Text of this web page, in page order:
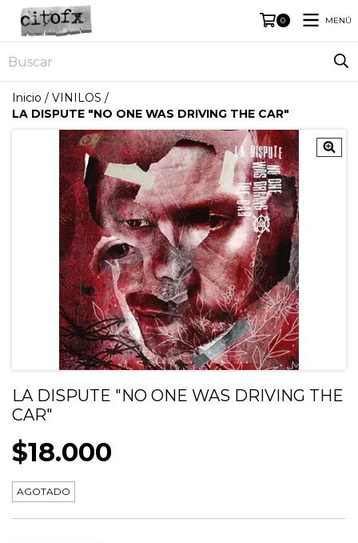
0 MENÚ
Inicio / VINILOS /
LA DISPUTE "NO ONE WAS DRIVING THE CAR"
LA DISPUTE "NO ONE WAS DRIVING THE
CAR"
$18.000
AGOTADO